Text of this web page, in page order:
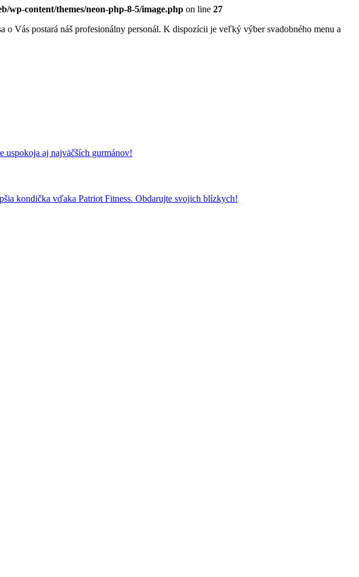
wp-content/themes/neon-php-8-5/image.php on line 27
Vás postará náš profesionálny personál. K dispozícii je veľký výber svadobného menu a
uspokoja aj najväčších gurmánov!
kondička vďaka Patriot Fitness. Obdarujte svojich blízkych!